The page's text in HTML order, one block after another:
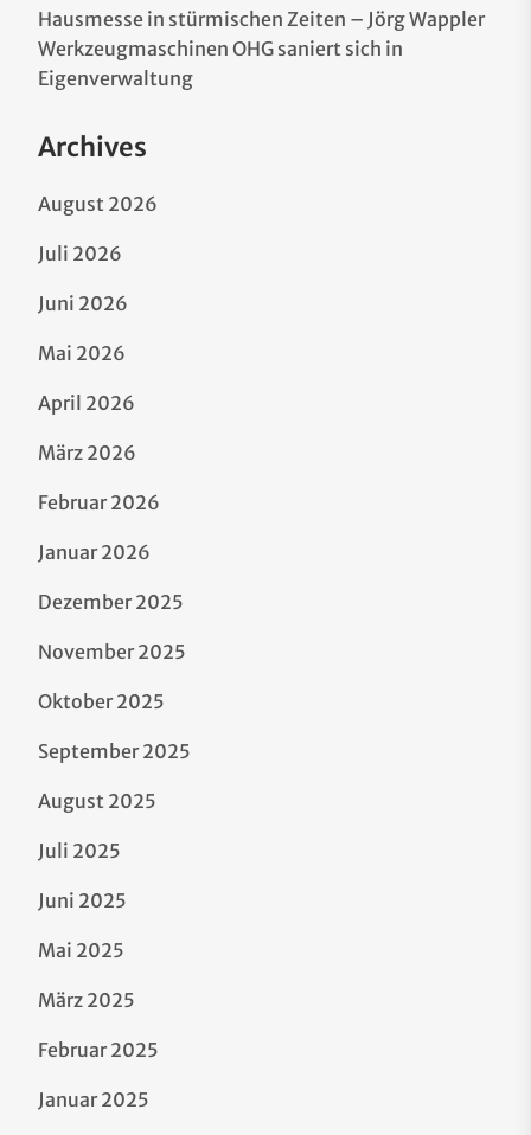
Hausmesse in stürmischen Zeiten – Jörg Wappler
Werkzeugmaschinen OHG saniert sich in
Eigenverwaltung
Archives
August 2026
Juli 2026
Juni 2026
Mai 2026
April 2026
März 2026
Februar 2026
Januar 2026
Dezember 2025
November 2025
Oktober 2025
September 2025
August 2025
Juli 2025
Juni 2025
Mai 2025
März 2025
Februar 2025
Januar 2025